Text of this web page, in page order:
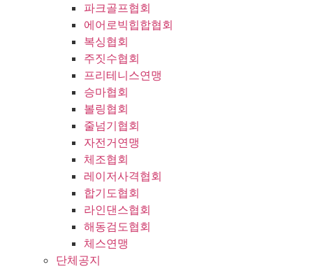
파크골프협회
에어로빅힙합협회
복싱협회
주짓수협회
프리테니스연맹
승마협회
볼링협회
줄넘기협회
자전거연맹
체조협회
레이저사격협회
합기도협회
라인댄스협회
해동검도협회
체스연맹
단체공지